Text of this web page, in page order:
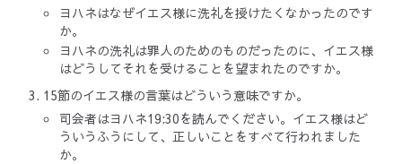
ヨハネはなぜイエス様に洗礼を授けたくなかったのです
か。
ヨハネの洗礼は罪人のためのものだったのに、イエス様
はどうしてそれを受けることを望まれたのですか。
15節のイエス様の言葉はどういう意味ですか。
司会者はヨハネ19:30を読んでください。イエス様はど
ういうふうにして、正しいことをすべて行われました
か。